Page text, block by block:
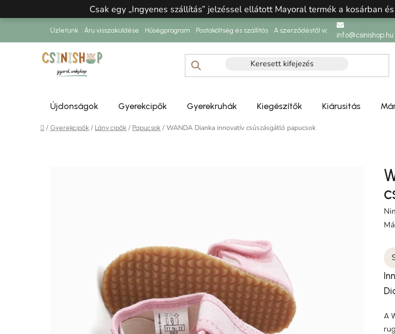
Csak egy „Ingyenes szállítás” jelzéssel ellátott Mayoral termék a kosárban
Üzletünk Áru visszaküldése Hűségprogram Postaköltség és szállítás A szerződéstől való elállásinfo@csinishop.hu
Újdonságok Gyerekcipők Gyerekruhák Kiegészítők Kiárusitás
Kezdőlap
/ Gyerekcipők / Lány cipők / Papucsok / WANDA Dianka innovatív csúszásgátló papucsok
A
A